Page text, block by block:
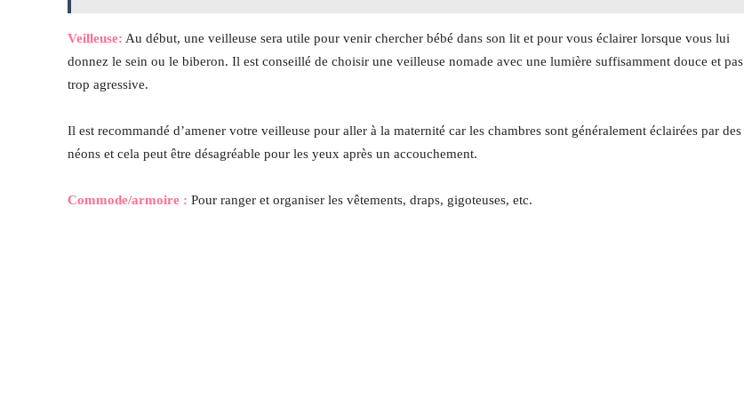
Veilleuse: Au début, une veilleuse sera utile pour venir chercher bébé dans son lit et pour vous éclairer lorsque vous lui
donnez le sein ou le biberon. Il est conseillé de choisir une veilleuse nomade avec une lumière suffisamment douce et pas
trop agressive.
Il est recommandé d’amener votre veilleuse pour aller à la maternité car les chambres sont généralement éclairées par des
néons et cela peut être désagréable pour les yeux après un accouchement.
Commode/armoire : Pour ranger et organiser les vêtements, draps, gigoteuses, etc.